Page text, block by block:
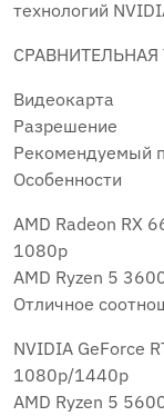
технологий
Видеокарта
Разрешение
Рекомендуемый
Особенности
AMD Radeon RX
1080p
AMD Ryzen 5
Отличное
NVIDIA GeForce
1080p/1440p
AMD Ryzen 5